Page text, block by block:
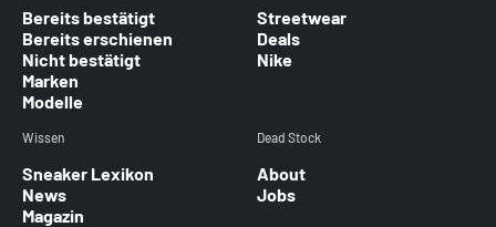
Bereits bestätigt
Bereits erschienen
Nicht bestätigt
Marken
Modelle
Streetwear
Deals
Nike
Wissen
Sneaker Lexikon
News
Magazin
Dead Stock
About
Jobs